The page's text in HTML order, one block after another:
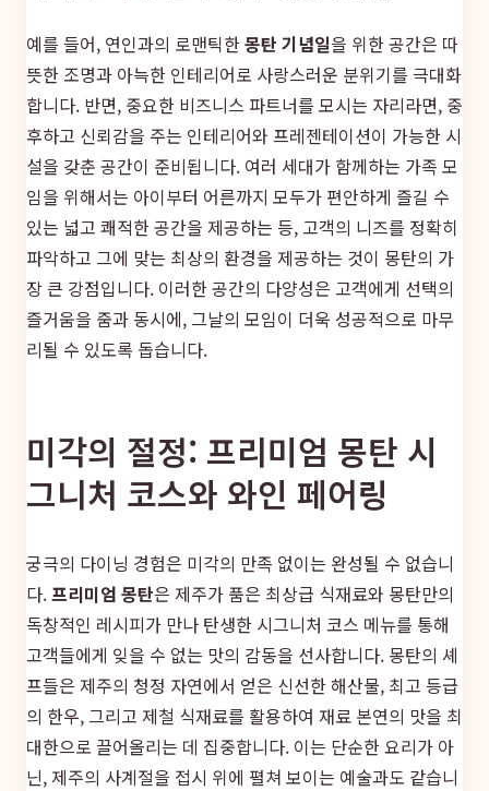
예를 들어, 연인과의 로맨틱한몽탄 기념일을 위한 공간은 따
뜻한 조명과 아늑한 인테리어로 사랑스러운 분위기를 극대화
합니다. 반면, 중요한 비즈니스 파트너를 모시는 자리라면, 중
후하고 신뢰감을 주는 인테리어와 프레젠테이션이 가능한 시
설을 갖춘 공간이 준비됩니다. 여러 세대가 함께하는 가족 모
임을 위해서는 아이부터 어른까지 모두가 편안하게 즐길 수
있는 넓고 쾌적한 공간을 제공하는 등, 고객의 니즈를 정확히
파악하고 그에 맞는 최상의 환경을 제공하는 것이 몽탄의 가
장 큰 강점입니다. 이러한 공간의 다양성은 고객에게 선택의
즐거움을 줌과 동시에, 그날의 모임이 더욱 성공적으로 마무
리될 수 있도록 돕습니다.
미각의 절정: 프리미엄 몽탄 시
그니처 코스와 와인 페어링
궁극의 다이닝 경험은 미각의 만족 없이는 완성될 수 없습니
다.프리미엄 몽탄은 제주가 품은 최상급 식재료와 몽탄만의
독창적인 레시피가 만나 탄생한 시그니처 코스 메뉴를 통해
고객들에게 잊을 수 없는 맛의 감동을 선사합니다. 몽탄의 셰
프들은 제주의 청정 자연에서 얻은 신선한 해산물, 최고 등급
의 한우, 그리고 제철 식재료를 활용하여 재료 본연의 맛을 최
대한으로 끌어올리는 데 집중합니다. 이는 단순한 요리가 아
닌, 제주의 사계절을 접시 위에 펼쳐 보이는 예술과도 같습니